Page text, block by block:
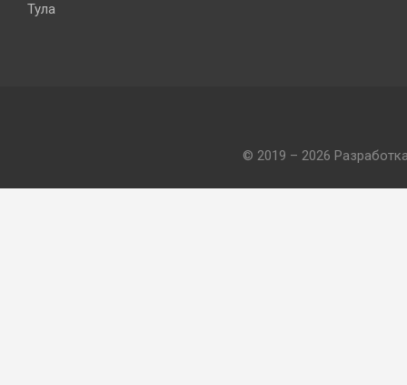
Тула
© 2019 – 2026